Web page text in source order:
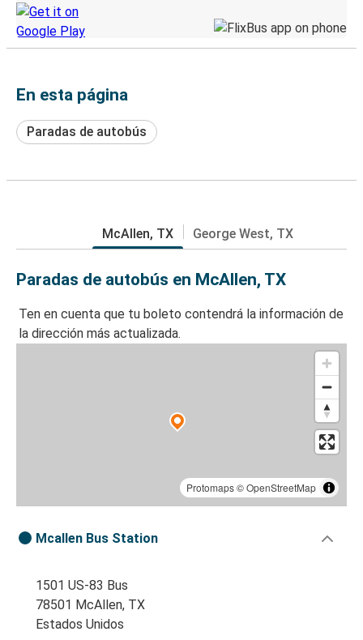
En esta página
Paradas de autobús
McAllen, TX George West, TX
Paradas de autobús en McAllen, TX
Ten en cuenta que tu boleto contendrá la información de
la dirección más actualizada.
Protomaps©OpenStreetMap
Mcallen Bus Station
1501 US-83 Bus
78501 McAllen, TX
Estados Unidos